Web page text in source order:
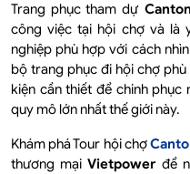
Trang phục tham dự
công việc tại hội chợ và là
nghiệp phù hợp với cách
bộ trang phục đi hội chợ
kiện cần thiết để chinh
quy mô lớn nhất thế giới này.
Khám phá Tour hội chợ
thương mại Vietpower để